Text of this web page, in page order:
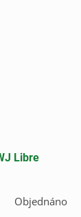
Libre
Objednáno